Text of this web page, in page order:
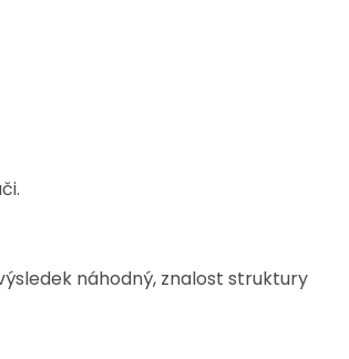
náhodný, znalost struktury